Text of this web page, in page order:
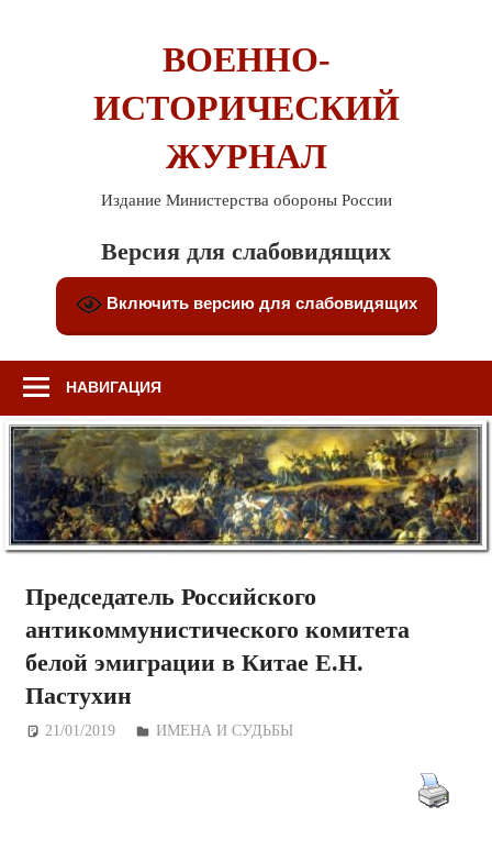
ВОЕННО-
ИСТОРИЧЕСКИЙ
ЖУРНАЛ
Издание Министерства обороны России
Версия для слабовидящих
Включить версию для слабовидящих
НАВИГАЦИЯ
Председатель Российского
антикоммунистического комитета
белой эмиграции в Китае Е.Н.
Пастухин
21/01/2019 Дежурный по Редакции
ИМЕНА И СУДЬБЫ